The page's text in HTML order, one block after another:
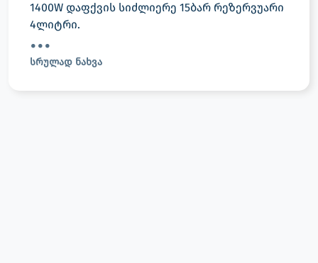
1400W დაფქვის სიძლიერე 15ბარ რეზერვუარი
4ლიტრი.
სრულად ნახვა